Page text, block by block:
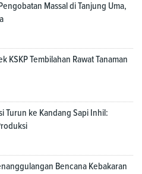
Massal di Tanjung Uma,
KSKP Tembilahan Rawat Tanaman
Turun ke Kandang Sapi Inhil:
Bencana Kebakaran